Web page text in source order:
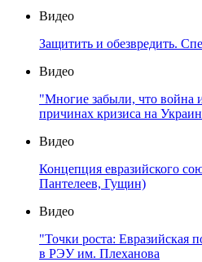
Видео
Защитить и обезвредить.
Видео
"Многие забыли, что война
причинах кризиса на
Видео
Концепция евразийского
Пантелеев, Гущин)
Видео
"Точки роста: Евразийская
в РЭУ им. Плеханова